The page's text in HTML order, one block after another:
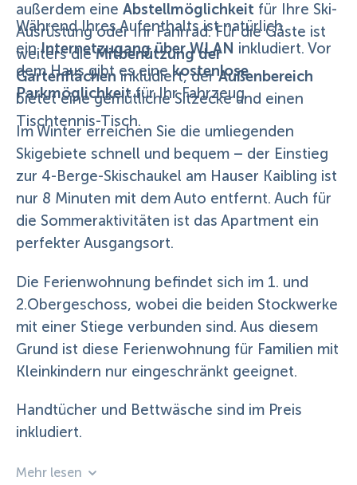
außerdem eineAbstellmöglichkeit für Ihre Ski-
Ausrüstung oder Ihr Fahrrad. Für die Gäste ist
weiters dieMitbenützung der
Gartenflächen inkludiert, derAußenbereich
bietet eine gemütliche Sitzecke und einen
Tischtennis-Tisch.
Während Ihres Aufenthalts ist natürlich
einInternetzugang über WLAN inkludiert. Vor
dem Haus gibt es eine kostenlose
Parkmöglichkeitfür Ihr Fahrzeug.
Im Winter erreichen Sie die umliegenden
Skigebiete schnell und bequem – der Einstieg
zur 4-Berge-Skischaukel am Hauser Kaibling ist
nur 8 Minuten mit dem Auto entfernt. Auch für
die Sommeraktivitäten ist das Apartment ein
perfekter Ausgangsort.
Die Ferienwohnung befindet sich im 1. und
2.Obergeschoss, wobei die beiden Stockwerke
mit einer Stiege verbunden sind. Aus diesem
Grund ist diese Ferienwohnung für Familien mit
Kleinkindern nur eingeschränkt geeignet.
Handtücher und Bettwäsche sind im Preis
inkludiert.
Mehr lesen